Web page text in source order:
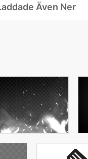
Även Ner